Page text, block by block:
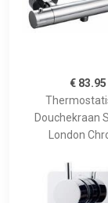
€ 83.95
Douchekraan
London